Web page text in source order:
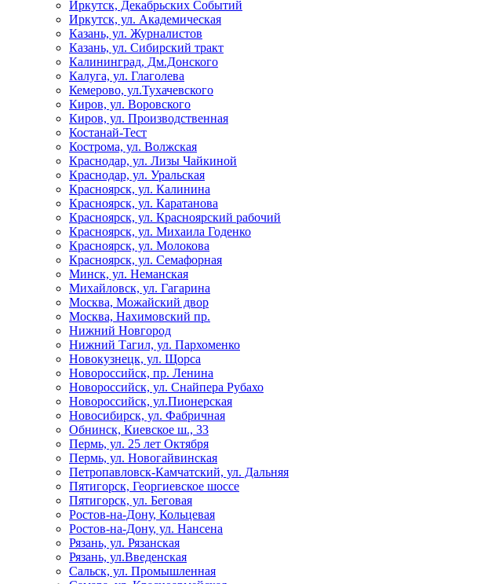
Иркутск, Декабрьских Событий
Иркутск, ул. Академическая
Казань, ул. Журналистов
Казань, ул. Сибирский тракт
Калининград, Дм.Донского
Калуга, ул. Глаголева
Кемерово, ул.Тухачевского
Киров, ул. Воровского
Киров, ул. Производственная
Костанай-Тест
Кострома, ул. Волжская
Краснодар, ул. Лизы Чайкиной
Краснодар, ул. Уральская
Красноярск, ул. Калинина
Красноярск, ул. Каратанова
Красноярск, ул. Красноярский рабочий
Красноярск, ул. Михаила Годенко
Красноярск, ул. Молокова
Красноярск, ул. Семафорная
Минск, ул. Неманская
Михайловск, ул. Гагарина
Москва, Можайский двор
Москва, Нахимовский пр.
Нижний Новгород
Нижний Тагил, ул. Пархоменко
Новокузнецк, ул. Щорса
Новороссийск, пр. Ленина
Новороссийск, ул. Снайпера Рубахо
Новороссийск, ул.Пионерская
Новосибирск, ул. Фабричная
Обнинск, Киевское ш., 33
Пермь, ул. 25 лет Октября
Пермь, ул. Новогайвинская
Петропавловск-Камчатский, ул. Дальняя
Пятигорск, Георгиевское шоссе
Пятигорск, ул. Беговая
Ростов-на-Дону, Кольцевая
Ростов-на-Дону, ул. Нансена
Рязань, ул. Рязанская
Рязань, ул.Введенская
Сальск, ул. Промышленная